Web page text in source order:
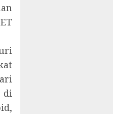
di